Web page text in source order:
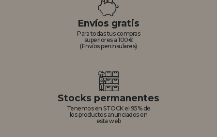
Envíos gratis
Para todas tus compras
superiores a 100€
(Envíos peninsulares)
Stocks permanentes
Tenemos en STOCK el 95% de
los productos anunciados en
esta web